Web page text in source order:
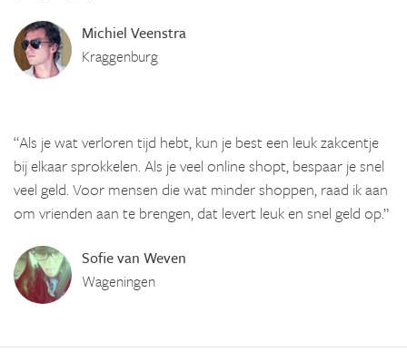
Michiel Veenstra
Kraggenburg
“Als je wat verloren tijd hebt, kun je best een leuk zakcentje
bij elkaar sprokkelen. Als je veel online shopt, bespaar je snel
veel geld. Voor mensen die wat minder shoppen, raad ik aan
om vrienden aan te brengen, dat levert leuk en snel geld op.”
Sofie van Weven
Wageningen